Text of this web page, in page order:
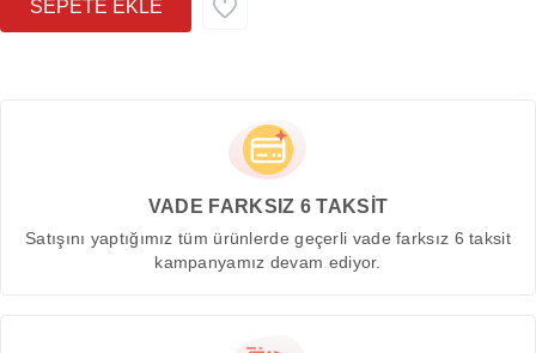
VADE FARKSIZ 6 TAKSİT
Satışını yaptığımız tüm ürünlerde geçerli vade farksız 6 taksit
kampanyamız devam ediyor.